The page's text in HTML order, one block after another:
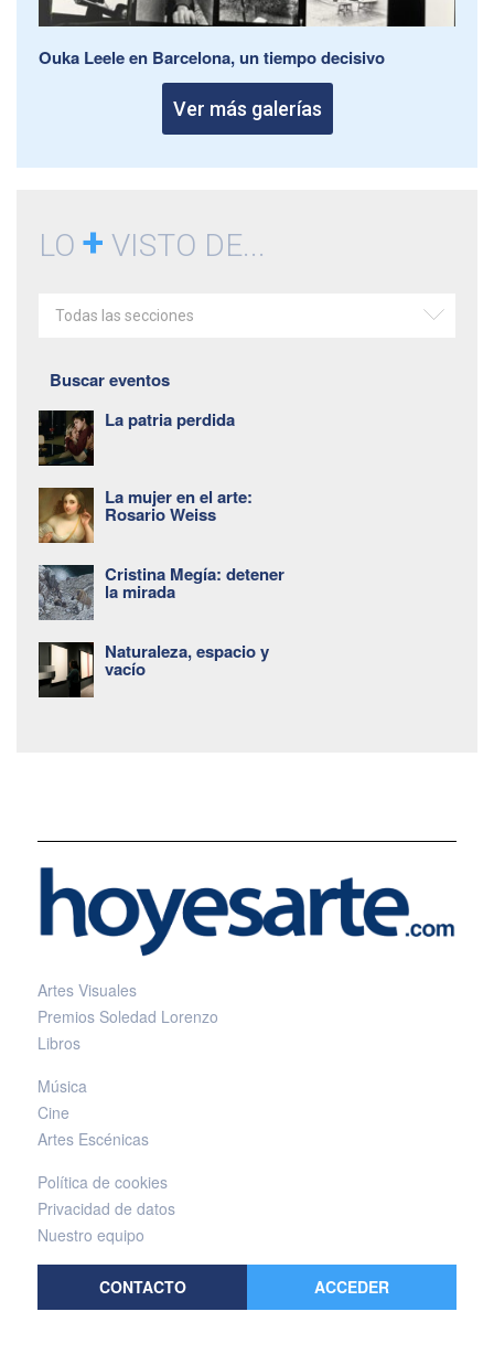
Ouka Leele en Barcelona, un tiempo decisivo
Ver más galerías
LO + VISTO DE...
Todas las secciones
Buscar eventos
La patria perdida
La mujer en el arte:
Rosario Weiss
Cristina Megía: detener
la mirada
Naturaleza, espacio y
vacío
Artes Visuales
Premios Soledad Lorenzo
Libros
Música
Cine
Artes Escénicas
Política de cookies
Privacidad de datos
Nuestro equipo
CONTACTO ACCEDER